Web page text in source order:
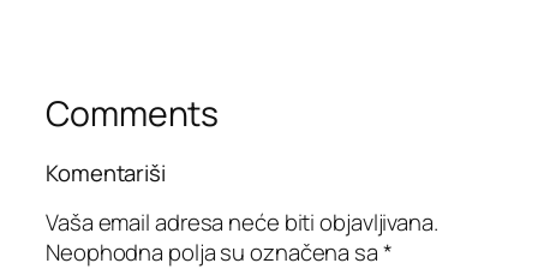
Comments
Komentariši
Vaša email adresa neće biti objavljivana.
Neophodna polja su označena sa*